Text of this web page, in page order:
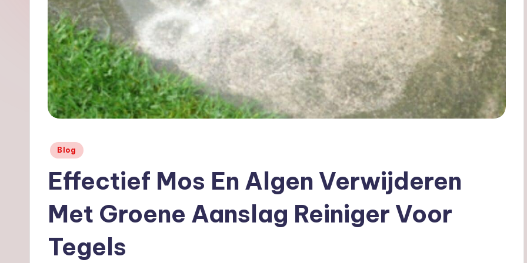
s.
nl
Geplaatst
Blog
Effectief Mos En Algen Verwijderen
Met Groene Aanslag Reiniger Voor
Tegels